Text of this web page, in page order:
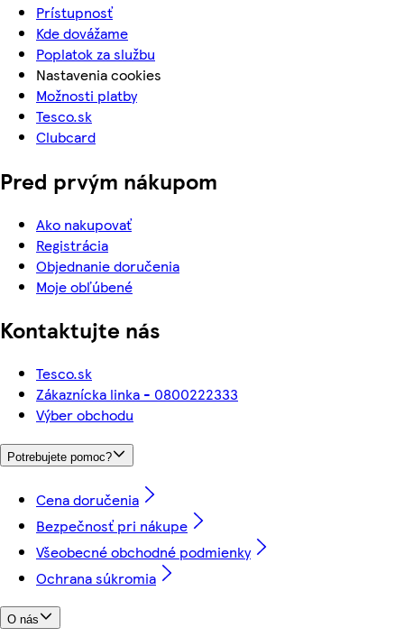
Prístupnosť
Kde dovážame
Poplatok za službu
Nastavenia cookies
Možnosti platby
Tesco.sk
Clubcard
Pred prvým nákupom
Ako nakupovať
Registrácia
Objednanie doručenia
Moje obľúbené
Kontaktujte nás
Tesco.sk
Zákaznícka linka - 0800222333
Výber obchodu
Potrebujete pomoc?
Cena doručenia
Bezpečnosť pri nákupe
Všeobecné obchodné podmienky
Ochrana súkromia
O nás